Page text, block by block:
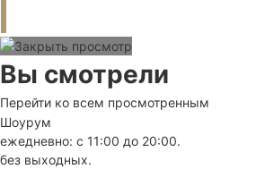
Вы смотрели
Перейти ко всем просмотренным
Шоурум
ежедневно: с 11:00 до 20:00.
без выходных.